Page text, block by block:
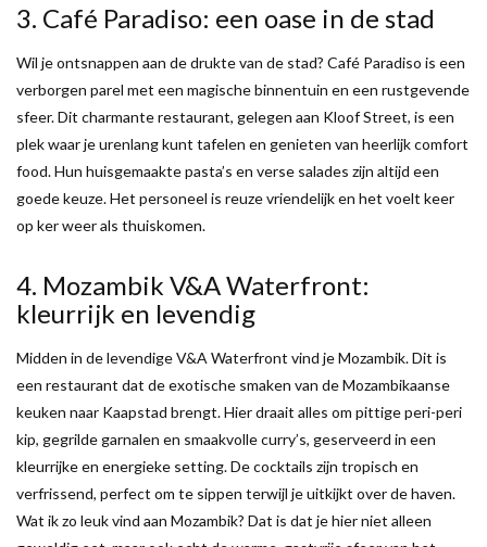
3. Café Paradiso: een oase in de stad
Wil je ontsnappen aan de drukte van de stad? Café Paradiso is een
verborgen parel met een magische binnentuin en een rustgevende
sfeer. Dit charmante restaurant, gelegen aan Kloof Street, is een
plek waar je urenlang kunt tafelen en genieten van heerlijk comfort
food. Hun huisgemaakte pasta’s en verse salades zijn altijd een
goede keuze. Het personeel is reuze vriendelijk en het voelt keer
op ker weer als thuiskomen.
4. Mozambik V&A Waterfront:
kleurrijk en levendig
Midden in de levendige V&A Waterfront vind je Mozambik. Dit is
een restaurant dat de exotische smaken van de Mozambikaanse
keuken naar Kaapstad brengt. Hier draait alles om pittige peri-peri
kip, gegrilde garnalen en smaakvolle curry’s, geserveerd in een
kleurrijke en energieke setting. De cocktails zijn tropisch en
verfrissend, perfect om te sippen terwijl je uitkijkt over de haven.
Wat ik zo leuk vind aan Mozambik? Dat is dat je hier niet alleen